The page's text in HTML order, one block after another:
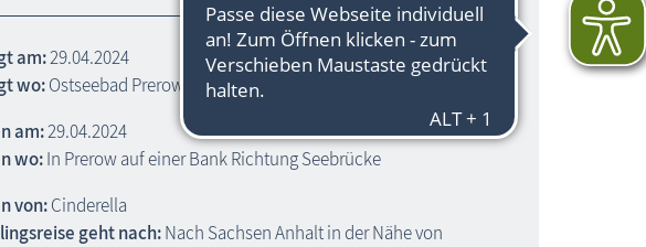
am:29.04.2024
wo:Ostseebad Prerow
am:29.04.2024
wo:In Prerow auf einer Bank Richtung Seebrücke
von:Cinderella
geht nach:Nach Sachsen Anhalt in der Nähe von